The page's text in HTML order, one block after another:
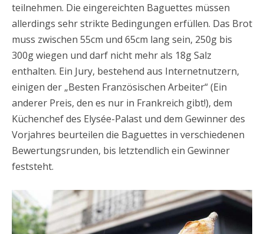
teilnehmen. Die eingereichten Baguettes müssen
allerdings sehr strikte Bedingungen erfüllen. Das Brot
muss zwischen 55cm und 65cm lang sein, 250g bis
300g wiegen und darf nicht mehr als 18g Salz
enthalten. Ein Jury, bestehend aus Internetnutzern,
einigen der „Besten Französischen Arbeiter“ (Ein
anderer Preis, den es nur in Frankreich gibt!), dem
Küchenchef des Elysée-Palast und dem Gewinner des
Vorjahres beurteilen die Baguettes in verschiedenen
Bewertungsrunden, bis letztendlich ein Gewinner
feststeht.